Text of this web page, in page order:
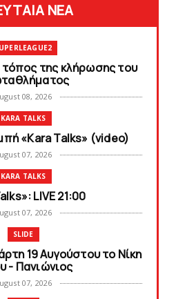
ΝΕΑ
τόπος της κλήρωσης του
08, 2026
KARA TALKS
«Kara Talks» (video)
07, 2026
KARA TALKS
LIVE 21:00
07, 2026
SLIDE
19 Αυγούστου το Νίκη
- Πανιώνιος
07, 2026